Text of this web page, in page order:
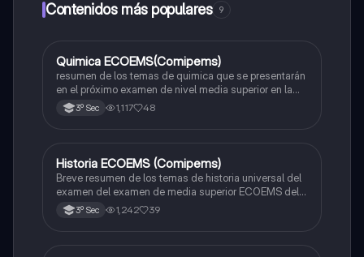
Contenidos más populares 9
Química
Quimica ECOEMS(Comipems)
resumen de los temas de quimica que se presentarán
en el próximo examen de nivel media superior en la
zona metropolitana de el valle de México
3º Sec 1,117 48
Historia
Historia ECOEMS (Comipems)
Breve resumen de los temas de historia universal del
examen del examen de media superior ECOEMS del
valle de México
3º Sec 1,242 39